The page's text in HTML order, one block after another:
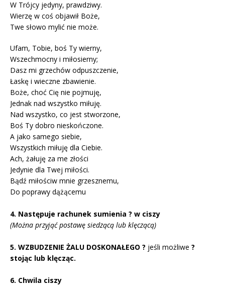
W Trójcy jedyny, prawdziwy.
Wierzę w coś objawił Boże,
Twe słowo mylić nie może.
Ufam, Tobie, boś Ty wierny,
Wszechmocny i miłosierny;
Dasz mi grzechów odpuszczenie,
Łaskę i wieczne zbawienie.
Boże, choć Cię nie pojmuję,
Jednak nad wszystko miłuję.
Nad wszystko, co jest stworzone,
Boś Ty dobro nieskończone.
A jako samego siebie,
Wszystkich miłuję dla Ciebie.
Ach, żałuję za me złości
Jedynie dla Twej miłości.
Bądź miłościw mnie grzesznemu,
Do poprawy dążącemu
4. Następuje rachunek sumienia ? w ciszy
(Można przyjąć postawę siedzącą lub klęczącą)
5. WZBUDZENIE ŻALU DOSKONAŁEGO ? jeśli możliwe ?
stojąc lub klęcząc.
6. Chwila ciszy